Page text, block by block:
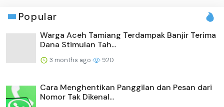
Popular
Warga Aceh Tamiang Terdampak Banjir Terima
Dana Stimulan Tah...
3 months ago 920
Cara Menghentikan Panggilan dan Pesan dari
Nomor Tak Dikenal...